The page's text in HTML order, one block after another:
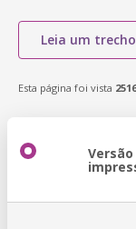
Leia um trecho
Esta página foi vista 2516
Versão